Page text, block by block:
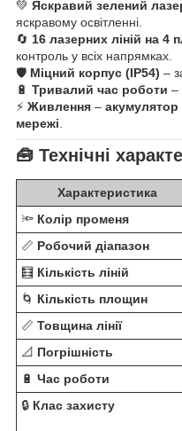
💚 Яскравий зелений
яскравому освітленні.
🔄 16 лазерних ліній на 4
контроль у всіх напрямках.
🛡️ Міцний корпус (IP54) –
🔋 Тривалий час роботи –
⚡ Живлення – акумулятор
мережі.
🧰 Технічні
Характеристика
🔦 Колір променя
📏 Робочий діапазон
🧮 Кількість ліній
🌀 Кількість площин
📏 Товщина лінії
📐 Погрішність
🔋 Час роботи
🔒 Клас захисту